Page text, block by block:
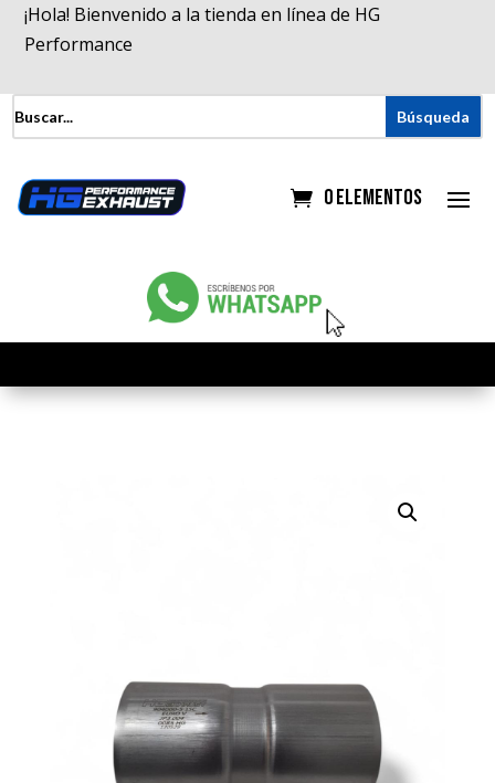
¡Hola! Bienvenido a la tienda en línea de HG
Performance
0 elementos